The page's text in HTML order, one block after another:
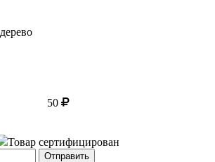
дерево
50
Товар сертифицирован